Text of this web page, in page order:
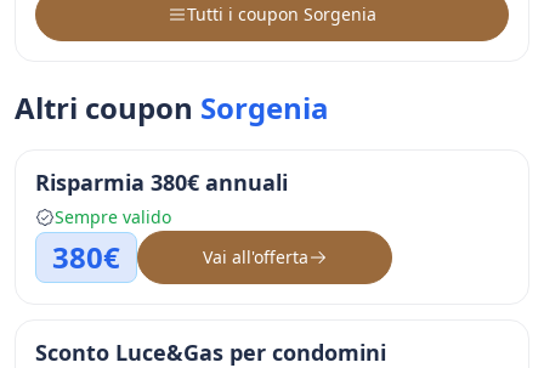
Tutti i coupon Sorgenia
Altri coupon Sorgenia
Risparmia 380€ annuali
Sempre valido
380€ Vai all'offerta
Sconto Luce&Gas per condomini